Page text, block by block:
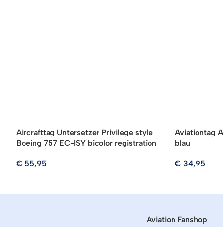
Aircrafttag Untersetzer Privilege style
Boeing 757 EC-ISY bicolor registration
€ 55,95
Aviationtag
blau
€ 34,95
Aviation Fanshop